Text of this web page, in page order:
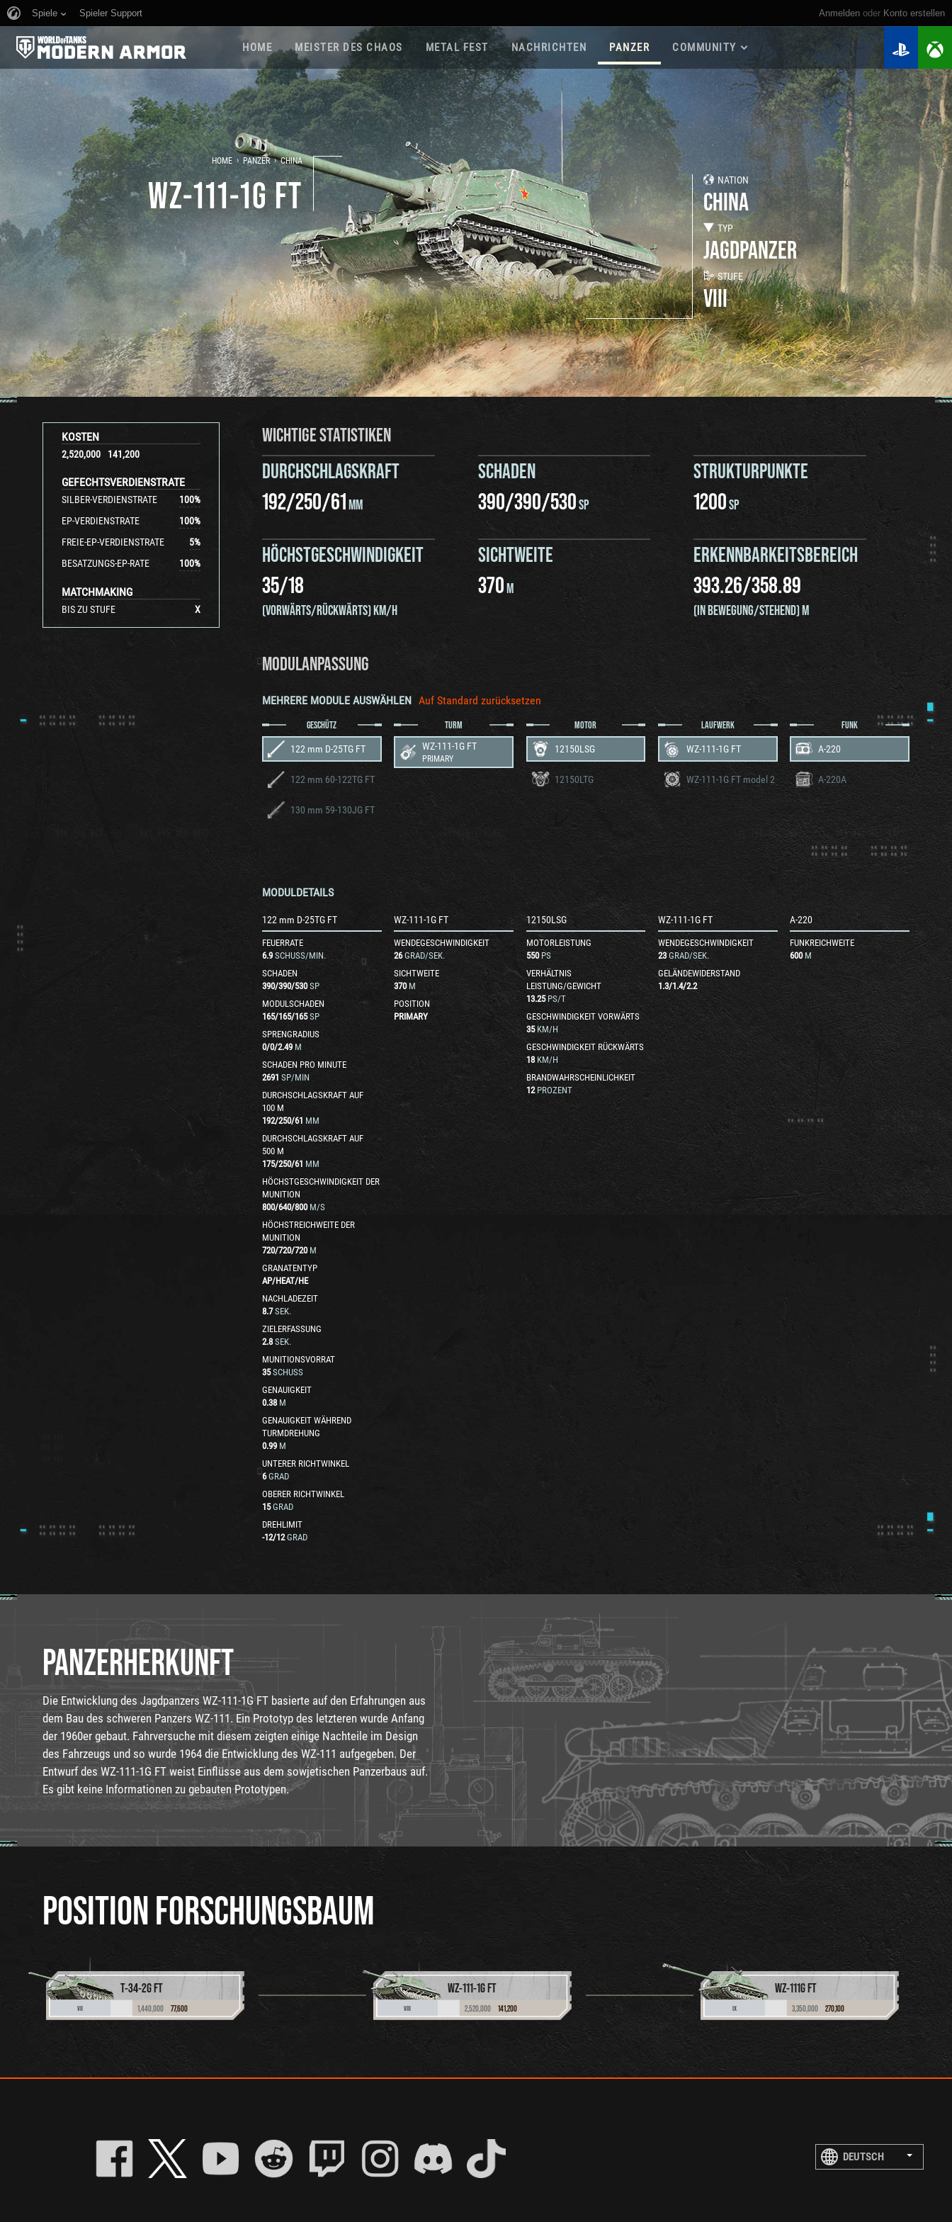
Anmelden oder Konto erstellen
Spiele Spieler Support
HOME MEISTER DES CHAOS METAL FEST NACHRICHTEN PANZER COMMUNITY
Roadmap 2026
Spielanleitungen
Spieler suchen
Meine Statistiken
Kriegskassen
Regimenter
Regimenter-Ranglisten
Twitch Drops
NATION
CHINA
TYP
JAGDPANZER
STUFE
VIII
HOME › PANZER › CHINA
WZ-111-1G FT
KOSTEN
2,520,000 141,200
GEFECHTSVERDIENSTRATE
SILBER-VERDIENSTRATE 100%
EP-VERDIENSTRATE
100%
FREIE-EP-VERDIENSTRATE
5%
BESATZUNGS-EP-RATE
100%
MATCHMAKING
BIS ZU STUFE X
WICHTIGE STATISTIKEN
DURCHSCHLAGSKRAFT
192/250/61MM
SCHADEN
390/390/530SP
STRUKTURPUNKTE
1200SP
HÖCHSTGESCHWINDIGKEIT
35/18
(VORWÄRTS/RÜCKWÄRTS) KM/H
SICHTWEITE
370M
ERKENNBARKEITSBEREICH
393.26/358.89
(IN BEWEGUNG/STEHEND) M
MODULANPASSUNG
MEHRERE MODULE AUSWÄHLEN Auf Standard zurücksetzen
GESCHÜTZ
122 mm D-25TG FT
122 mm 60-122TG FT
130 mm 59-130JG FT
TURM
WZ-111-1G FT
PRIMARY
MOTOR
12150LSG
12150LTG
LAUFWERK
WZ-111-1G FT
WZ-111-1G FT model 2
FUNK
A-220
A-220A
MODULDETAILS
122 mm D-25TG FT
FEUERRATE
6.9 SCHUSS/MIN.
SCHADEN
390/390/530 SP
MODULSCHADEN
165/165/165 SP
SPRENGRADIUS
0/0/2.49 M
SCHADEN PRO MINUTE
2691 SP/MIN
DURCHSCHLAGSKRAFT AUF
100 M
192/250/61 MM
DURCHSCHLAGSKRAFT AUF
500 M
175/250/61 MM
HÖCHSTGESCHWINDIGKEIT DER
MUNITION
800/640/800 M/S
HÖCHSTREICHWEITE DER
MUNITION
720/720/720 M
GRANATENTYP
AP/HEAT/HE
NACHLADEZEIT
8.7 SEK.
ZIELERFASSUNG
2.8 SEK.
MUNITIONSVORRAT
35 SCHUSS
GENAUIGKEIT
0.38 M
GENAUIGKEIT WÄHREND
TURMDREHUNG
0.99 M
UNTERER RICHTWINKEL
6 GRAD
OBERER RICHTWINKEL
15 GRAD
DREHLIMIT
-12/12 GRAD
WZ-111-1G FT
WENDEGESCHWINDIGKEIT
26 GRAD/SEK.
SICHTWEITE
370 M
POSITION
PRIMARY
12150LSG
MOTORLEISTUNG
550 PS
VERHÄLTNIS
LEISTUNG/GEWICHT
13.25 PS/T
GESCHWINDIGKEIT VORWÄRTS
35 KM/H
GESCHWINDIGKEIT RÜCKWÄRTS
18 KM/H
BRANDWAHRSCHEINLICHKEIT
12 PROZENT
WZ-111-1G FT
WENDEGESCHWINDIGKEIT
23 GRAD/SEK.
GELÄNDEWIDERSTAND
1.3/1.4/2.2
A-220
FUNKREICHWEITE
600 M
PANZERHERKUNFT
Die Entwicklung des Jagdpanzers WZ-111-1G FT basierte auf den Erfahrungen aus
dem Bau des schweren Panzers WZ-111. Ein Prototyp des letzteren wurde Anfang
der 1960er gebaut. Fahrversuche mit diesem zeigten einige Nachteile im Design
des Fahrzeugs und so wurde 1964 die Entwicklung des WZ-111 aufgegeben. Der
Entwurf des WZ-111-1G FT weist Einflüsse aus dem sowjetischen Panzerbaus auf.
Es gibt keine Informationen zu gebauten Prototypen.
POSITION FORSCHUNGSBAUM
T-34-2G FT
VII 1,440,000 77,600
WZ-111-1G FT
VIII 2,520,000 141,200
WZ-111G FT
IX 3,350,000 270,100